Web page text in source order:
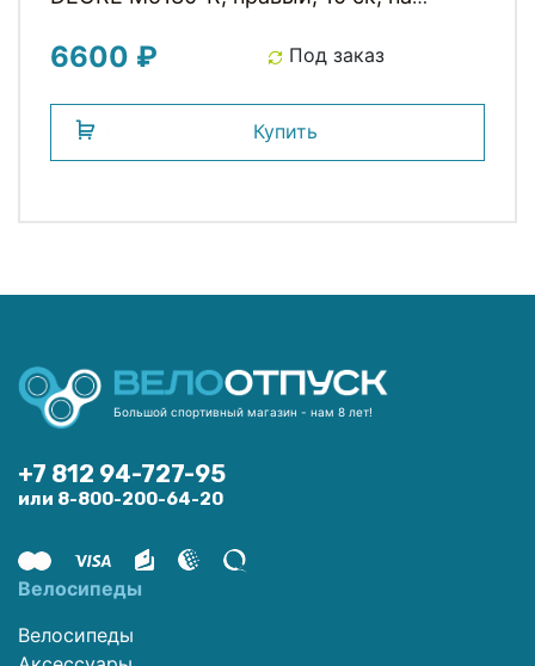
ISLM5130RAP Япония SHIMANO
6600 ₽ Под заказ
Купить
Большой спортивный магазин - нам 8 лет!
+7 812 94-727-95
или 8-800-200-64-20
Велосипеды
Велосипеды